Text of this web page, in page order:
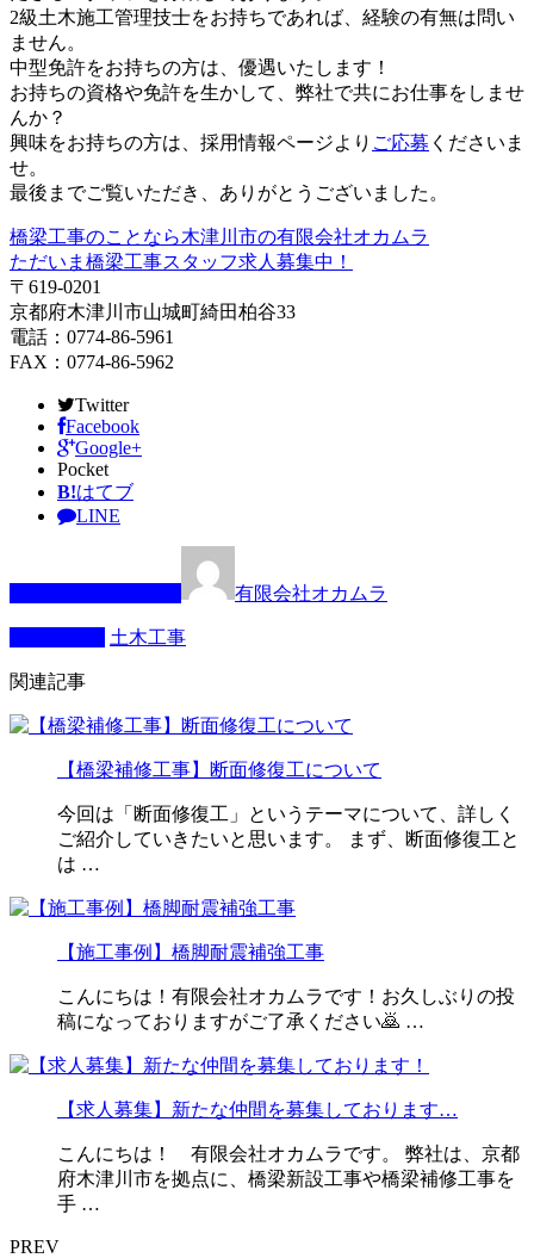
2級土木施工管理技士をお持ちであれば、経験の有無は問い
ません。
中型免許をお持ちの方は、優遇いたします！
お持ちの資格や免許を生かして、弊社で共にお仕事をしませ
んか？
興味をお持ちの方は、採用情報ページより ご応募 くださいま
せ。
最後までご覧いただき、ありがとうございました。
橋梁工事のことなら木津川市の有限会社オカムラ
ただいま橋梁工事スタッフ求人募集中！
〒619-0201
京都府木津川市山城町綺田柏谷33
電話：0774-86-5961
FAX：0774-86-5962
Twitter
Facebook
Google+
Pocket
B!はてブ
LINE
有限会社オカムラ
土木工事
関連記事
【橋梁補修工事】断面修復工について
今回は「断面修復工」というテーマについて、詳しく
ご紹介していきたいと思います。 まず、断面修復工と
は …
【施工事例】橋脚耐震補強工事
こんにちは！有限会社オカムラです！お久しぶりの投
稿になっておりますがご了承ください🙇 …
【求人募集】新たな仲間を募集しております…
こんにちは！ 有限会社オカムラです。 弊社は、京都
府木津川市を拠点に、橋梁新設工事や橋梁補修工事を
手 …
PREV